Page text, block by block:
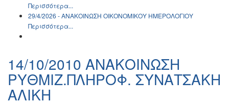
Περισσότερα...
29/4/2026 - ΑΝΑΚΟΙΝΩΣH ΟΙΚΟΝΟΜΙΚΟΥ ΗΜΕΡΟΛΟΓΙΟΥ
Περισσότερα...
14/10/2010 ΑΝΑΚΟΙΝΩΣΗ
ΡΥΘΜΙΖ.ΠΛΗΡΟΦ. ΣΥΝΑΤΣΑΚΗ
ΑΛΙΚΗ